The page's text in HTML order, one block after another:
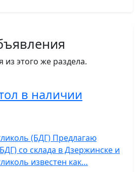
этого же раздела.
в наличии
(БДГ) Предлагаю
со склада в Дзержинске и
известен как…